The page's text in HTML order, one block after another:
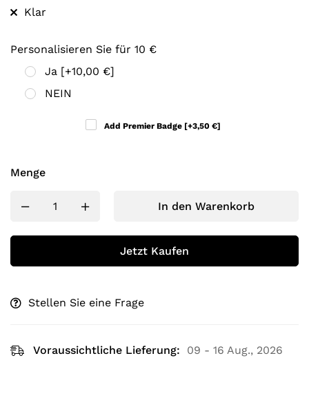
Klar
Personalisieren Sie für 10 €
Ja [+10,00 €]
NEIN
Add Premier Badge [+3,50 €]
Menge
In den Warenkorb
Jetzt Kaufen
Stellen Sie eine Frage
Voraussichtliche Lieferung: 09 - 16 Aug., 2026